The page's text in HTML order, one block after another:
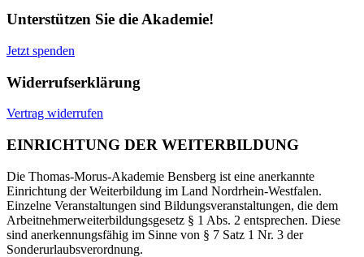
Unterstützen Sie die Akademie!
Jetzt spenden
Widerrufserklärung
Vertrag widerrufen
EINRICHTUNG DER WEITERBILDUNG
Die Thomas-Morus-Akademie Bensberg ist eine anerkannte
Einrichtung der Weiterbildung im Land Nordrhein-Westfalen.
Einzelne Veranstaltungen sind Bildungsveranstaltungen, die dem
Arbeitnehmerweiterbildungsgesetz § 1 Abs. 2 entsprechen. Diese
sind anerkennungsfähig im Sinne von § 7 Satz 1 Nr. 3 der
Sonderurlaubsverordnung.